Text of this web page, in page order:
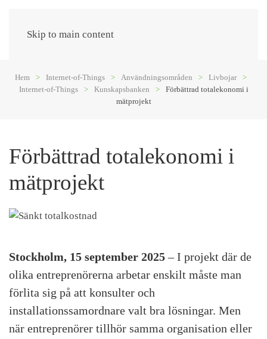
Skip to main content
Hem Internet-of-Things Användningsområden
Livbojar
Internet-of-Things
Kunskapsbanken
Förbättrad totalekonomi i
mätprojekt
Förbättrad totalekonomi i
mätprojekt
Stockholm, 15 september 2025– I projekt där de
olika entreprenörerna arbetar enskilt måste man
förlita sig på att konsulter och
installationssamordnare valt bra lösningar. Men
när entreprenörer tillhör samma organisation eller